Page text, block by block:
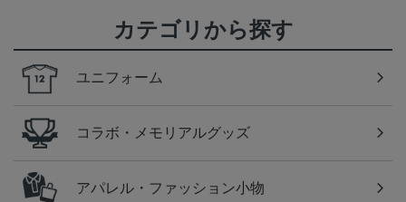
カテゴリから探す
ユニフォーム
コラボ・メモリアルグッズ
アパレル・ファッション小物